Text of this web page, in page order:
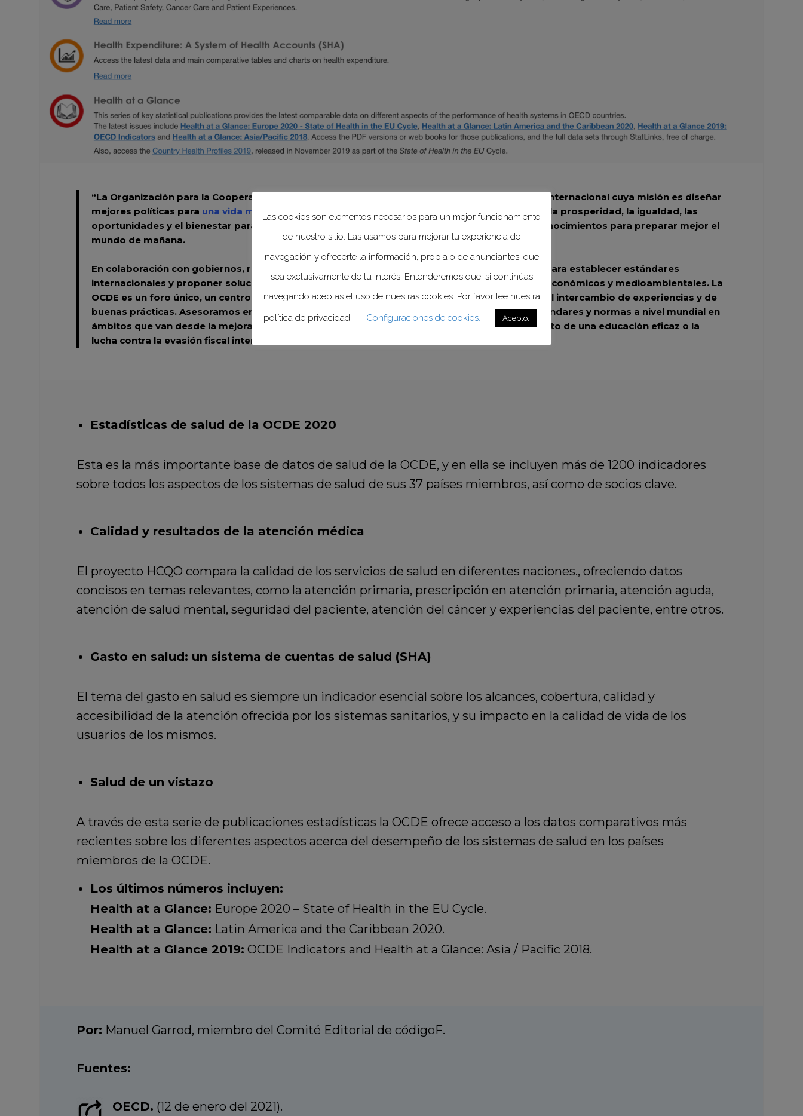
“La Organización para la Cooperación y el Desarrollo Económicos (OCDE)
es una organización internacional cuya misión es diseñar
mejores políticas para una vida mejor
Nuestro objetivo es promover políticas que favorezcan la prosperidad, la igualdad, las
oportunidades y el bienestar para todas las personas. Nos avalan
60 años de experiencia
y conocimientos para preparar mejor el
mundo de mañana.
En colaboración con gobiernos, responsables de políticas públicas y ciudadanos, trabajamos para establecer estándares
internacionales y proponer soluciones basadas en datos empíricos a diversos retos sociales, económicos y medioambientales. La
OCDE es un foro único, un centro de conocimientos para la recopilación de datos y el análisis, el intercambio de experiencias y de
buenas prácticas. Asesoramos en materia de políticas públicas y en el establecimiento de estándares y normas a nivel mundial en
ámbitos que van desde la mejora del desempeño económico y la creación de empleo al fomento de una educación eficaz o la
lucha contra la evasión fiscal internacional”.
Estadísticas de salud de la OCDE 2020
Esta es la más importante base de datos de salud de la OCDE, y en ella se incluyen más de 1200 indicadores
sobre todos los aspectos de los sistemas de salud de sus 37 países miembros, así como de socios clave.
Calidad y resultados de la atención médica
El proyecto HCQO compara la calidad de los servicios de salud en diferentes naciones., ofreciendo datos
concisos en temas relevantes, como la atención primaria, prescripción en atención primaria, atención aguda,
atención de salud mental, seguridad del paciente, atención del cáncer y experiencias del paciente, entre otros.
Gasto en salud: un sistema de cuentas de salud (SHA)
El tema del gasto en salud es siempre un indicador esencial sobre los alcances, cobertura, calidad y
accesibilidad de la atención ofrecida por los sistemas sanitarios, y su impacto en la calidad de vida de los
usuarios de los mismos.
Salud de un vistazo
A través de esta serie de publicaciones estadísticas la OCDE ofrece acceso a los datos comparativos más
recientes sobre los diferentes aspectos acerca del desempeño de los sistemas de salud en los países
miembros de la OCDE.
Los últimos números incluyen:
Health at a Glance: Europe 2020 – State of Health in the EU Cycle.
Health at a Glance: Latin America and the Caribbean 2020.
Health at a Glance 2019: OCDE Indicators and Health at a Glance: Asia / Pacific 2018.
Por: Manuel Garrod, miembro del Comité Editorial de códigoF.
Fuentes:
OECD. (12 de enero del 2021).
Las cookies son elementos necesarios para un mejor funcionamiento
de nuestro sitio. Las usamos para mejorar tu experiencia de
navegación y ofrecerte la información, propia o de anunciantes, que
sea exclusivamente de tu interés. Entenderemos que, si continúas
navegando aceptas el uso de nuestras cookies. Por favor lee nuestra
política de privacidad.
Configuraciones de cookies. Acepto.